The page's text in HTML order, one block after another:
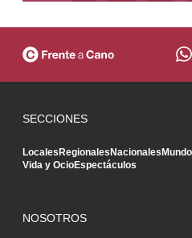
SECCIONES
LocalesRegionalesNacionalesMundo
Vida y OcioEspectáculos
NOSOTROS